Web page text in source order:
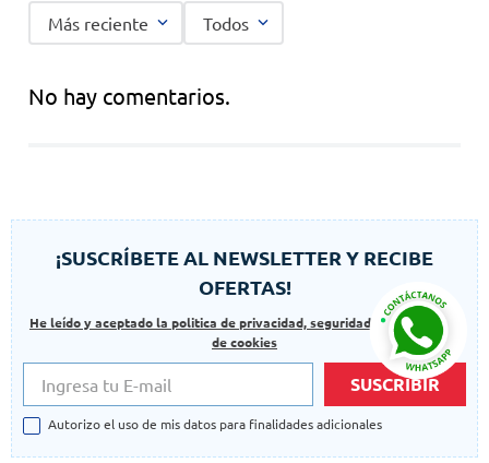
Más reciente Todos
No hay comentarios.
¡SUSCRÍBETE AL NEWSLETTER Y RECIBE
OFERTAS!
He leído y aceptado la politica de privacidad, seguridad y las politicas
de cookies
SUSCRIBIR
Autorizo el uso de mis datos para finalidades adicionales